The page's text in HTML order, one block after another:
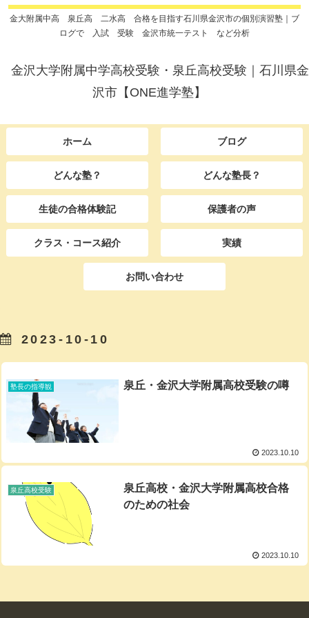
金大附属中高 泉丘高 二水高 合格を目指す石川県金沢市の個別演習塾｜ブ
ログで 入試 受験 金沢市統一テスト など分析
金沢大学附属中学高校受験・泉丘高校受験｜石川県金
沢市【ONE進学塾】
ホーム ブログ
どんな塾？ どんな塾長？
生徒の合格体験記 保護者の声
クラス・コース紹介 実績
お問い合わせ
2023-10-10
塾長の指導観 泉丘・金沢大学附属高校受験の噂
2023.10.10
泉丘高校受験
泉丘高校・金沢大学附属高校合格
のための社会
2023.10.10